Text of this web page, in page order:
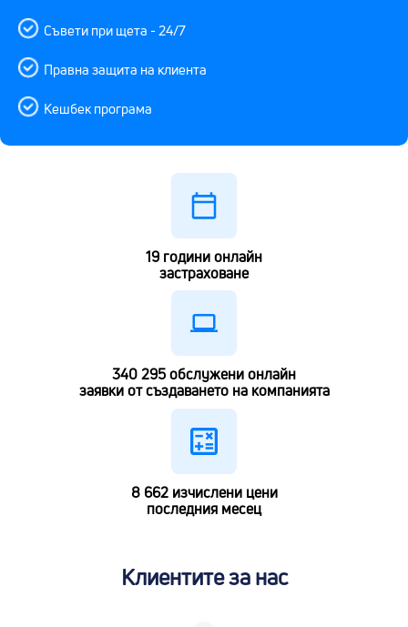
Съвети при щета - 24/7
Правна защита на клиента
Кешбек програма
19 години онлайн
застраховане
340 295обслужени онлайн
заявки от създаването на компанията
8 662изчислени цени
последния месец
Клиентите за нас